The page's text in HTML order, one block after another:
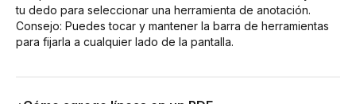
tu dedo para seleccionar una herramienta de anotación.
Consejo: Puedes tocar y mantener la barra de herramientas
para fijarla a cualquier lado de la pantalla.